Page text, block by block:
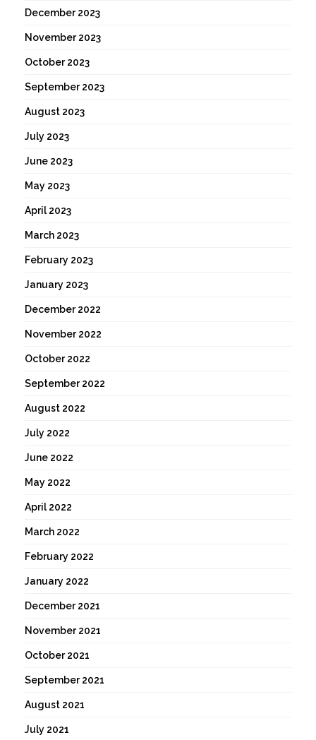
December 2023
November 2023
October 2023
September 2023
August 2023
July 2023
June 2023
May 2023
April 2023
March 2023
February 2023
January 2023
December 2022
November 2022
October 2022
September 2022
August 2022
July 2022
June 2022
May 2022
April 2022
March 2022
February 2022
January 2022
December 2021
November 2021
October 2021
September 2021
August 2021
July 2021